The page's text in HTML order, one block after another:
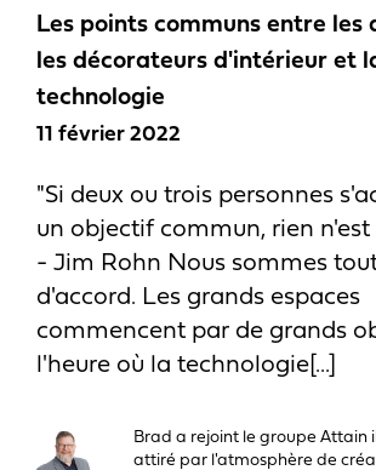
Les points communs entre les
les décorateurs d'intérieur et
technologie
11 février 2022
"Si deux ou trois personnes
un objectif commun, rien n'est
- Jim Rohn Nous sommes
d'accord. Les grands espaces
commencent par de grands
l'heure où la technologie[...]
Brad a rejoint le groupe Attain
attiré par l'atmosphère de